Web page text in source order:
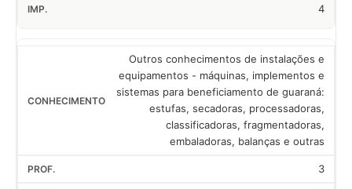
4
Outros conhecimentos de instalações e
equipamentos - máquinas, implementos e
sistemas para beneficiamento de guaraná:
estufas, secadoras, processadoras,
classificadoras, fragmentadoras,
embaladoras, balanças e outras
3